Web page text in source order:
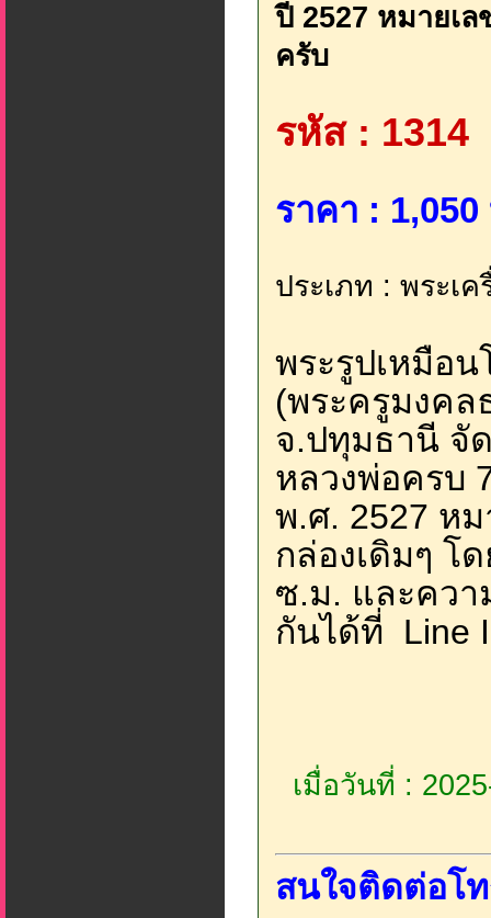
ปี 2527 หมายเล
ครับ
รหัส : 1314
ราคา :
ประเภท : พระเ
พระรูปเหมือ
(พระครูมงคล
จ.ปทุมธานี จั
หลวงพ่อครบ
พ.ศ. 2527 ห
กล่องเดิมๆ โ
ซ.ม. และควา
กันได้ที่ Line
เมื่อวันที่ :
สนใจติดต่อโ